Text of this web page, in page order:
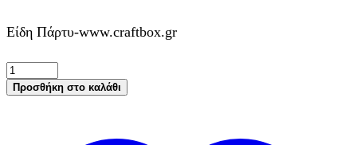
Είδη Πάρτυ-www.craftbox.gr
Χριστουγεννιάτικο
Γούρι
Αστέρι
Προσθήκη στο καλάθι